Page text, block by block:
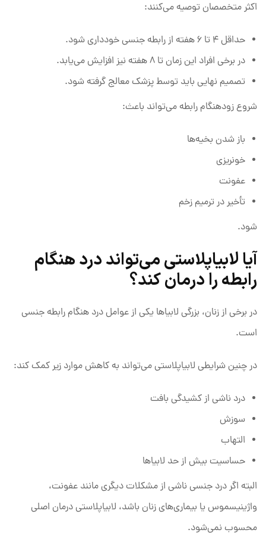
اکثر متخصصان توصیه می‌کنند:
حداقل ۴ تا ۶ هفته از رابطه جنسی خودداری شود.
در برخی افراد این زمان تا ۸ هفته نیز افزایش می‌یابد.
تصمیم نهایی باید توسط پزشک معالج گرفته شود.
شروع زودهنگام رابطه می‌تواند باعث:
باز شدن بخیه‌ها
خونریزی
عفونت
تأخیر در ترمیم زخم
شود.
آیا لابیاپلاستی می‌تواند درد هنگام
رابطه را درمان کند؟
در برخی از زنان، بزرگی لابیاها یکی از عوامل درد هنگام رابطه جنسی
است.
در چنین شرایطی لابیاپلاستی می‌تواند به کاهش موارد زیر کمک کند:
درد ناشی از کشیدگی بافت
سوزش
التهاب
حساسیت بیش از حد لابیاها
البته اگر درد جنسی ناشی از مشکلات دیگری مانند عفونت،
واژینیسموس یا بیماری‌های زنان باشد، لابیاپلاستی درمان اصلی
محسوب نمی‌شود.